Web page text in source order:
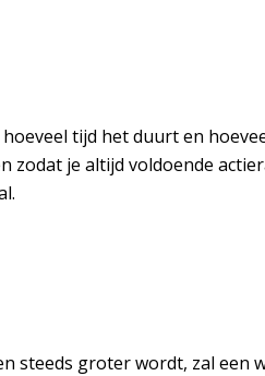
tijd het duurt en
zodat je altijd voldoende
steeds groter wordt, zal een